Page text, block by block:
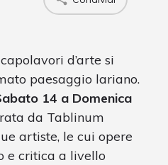
d’arte si
paesaggio lariano.
14 a Domenica
da Tablinum
artiste, le cui opere
e critica a livello